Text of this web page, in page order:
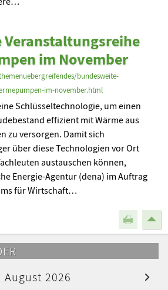
Veranstaltungsreihe
im November
bundesweite-
im-november.html
Schlüsseltechnologie, um einen
effizient mit Wärme aus
zu versorgen. Damit sich
über diese Technologien vor Ort
austauschen können,
Energie-Agentur (dena) im Auftrag
für Wirtschaft…
August 2026